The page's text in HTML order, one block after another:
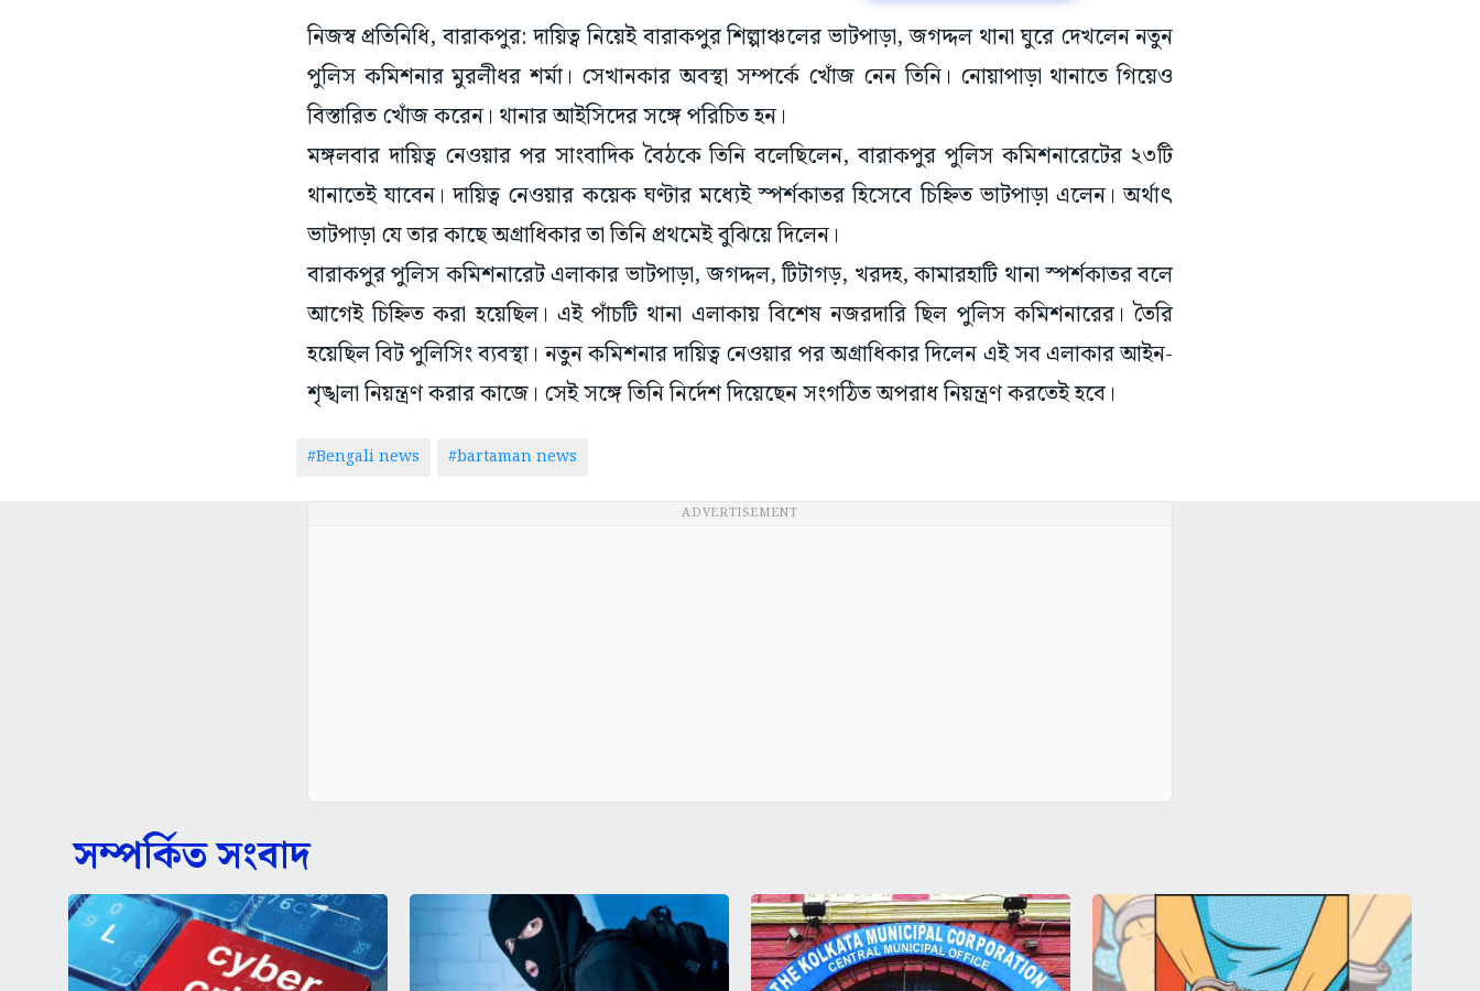
নিজস্ব প্রতিনিধি, বারাকপুর: দায়িত্ব নিয়েই বারাকপুর শিল্পাঞ্চলের ভাটপাড়া, জগদ্দল থানা ঘুরে দেখলেন নতুন
পুলিস কমিশনার মুরলীধর শর্মা। সেখানকার অবস্থা সম্পর্কে খোঁজ নেন তিনি। নোয়াপাড়া থানাতে গিয়েও
বিস্তারিত খোঁজ করেন। থানার আইসিদের সঙ্গে পরিচিত হন।
মঙ্গলবার দায়িত্ব নেওয়ার পর সাংবাদিক বৈঠকে তিনি বলেছিলেন, বারাকপুর পুলিস কমিশনারেটের ২৩টি
থানাতেই যাবেন। দায়িত্ব নেওয়ার কয়েক ঘণ্টার মধ্যেই স্পর্শকাতর হিসেবে চিহ্নিত ভাটপাড়া এলেন। অর্থাৎ
ভাটপাড়া যে তার কাছে অগ্রাধিকার তা তিনি প্রথমেই বুঝিয়ে দিলেন।
বারাকপুর পুলিস কমিশনারেট এলাকার ভাটপাড়া, জগদ্দল, টিটাগড়, খরদহ, কামারহাটি থানা স্পর্শকাতর বলে
আগেই চিহ্নিত করা হয়েছিল। এই পাঁচটি থানা এলাকায় বিশেষ নজরদারি ছিল পুলিস কমিশনারের। তৈরি
হয়েছিল বিট পুলিসিং ব্যবস্থা। নতুন কমিশনার দায়িত্ব নেওয়ার পর অগ্রাধিকার দিলেন এই সব এলাকার আইন-
শৃঙ্খলা নিয়ন্ত্রণ করার কাজে। সেই সঙ্গে তিনি নির্দেশ দিয়েছেন সংগঠিত অপরাধ নিয়ন্ত্রণ করতেই হবে।
#Bengali news #bartaman news
ADVERTISEMENT
সম্পর্কিত সংবাদ